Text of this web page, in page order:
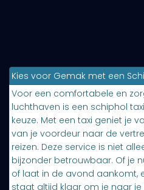
Kies voor Gemak met een
Voor een comfortabele en
luchthaven is een schiphol
keuze. Met een taxi geniet je
van je voordeur naar de
reizen. Deze service is niet
bijzonder betrouwbaar. Of je
of laat in de avond aankomt,
staat altijd klaar om je naar